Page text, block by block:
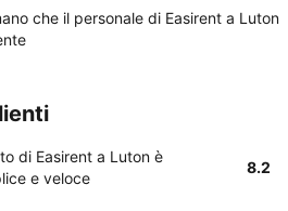
che il personale di Easirent a Luton
di Easirent a Luton è
e veloce
8.2